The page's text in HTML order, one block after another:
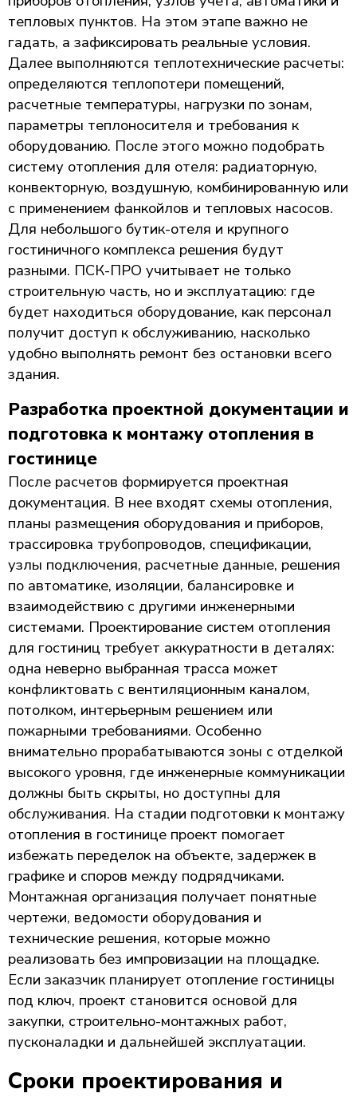
тепловых пунктов. На этом этапе важно не
гадать, а зафиксировать реальные условия.
Далее выполняются теплотехнические расчеты:
определяются теплопотери помещений,
расчетные температуры, нагрузки по зонам,
параметры теплоносителя и требования к
оборудованию. После этого можно подобрать
систему отопления для отеля: радиаторную,
конвекторную, воздушную, комбинированную или
с применением фанкойлов и тепловых насосов.
Для небольшого бутик-отеля и крупного
гостиничного комплекса решения будут
разными. ПСК-ПРО учитывает не только
строительную часть, но и эксплуатацию: где
будет находиться оборудование, как персонал
получит доступ к обслуживанию, насколько
удобно выполнять ремонт без остановки всего
здания.
Разработка проектной документации и
подготовка к монтажу отопления в
гостинице
После расчетов формируется проектная
документация. В нее входят схемы отопления,
планы размещения оборудования и приборов,
трассировка трубопроводов, спецификации,
узлы подключения, расчетные данные, решения
по автоматике, изоляции, балансировке и
взаимодействию с другими инженерными
системами. Проектирование систем отопления
для гостиниц требует аккуратности в деталях:
одна неверно выбранная трасса может
конфликтовать с вентиляционным каналом,
потолком, интерьерным решением или
пожарными требованиями. Особенно
внимательно прорабатываются зоны с отделкой
высокого уровня, где инженерные коммуникации
должны быть скрыты, но доступны для
обслуживания. На стадии подготовки к монтажу
отопления в гостинице проект помогает
избежать переделок на объекте, задержек в
графике и споров между подрядчиками.
Монтажная организация получает понятные
чертежи, ведомости оборудования и
технические решения, которые можно
реализовать без импровизации на площадке.
Если заказчик планирует отопление гостиницы
под ключ, проект становится основой для
закупки, строительно-монтажных работ,
пусконаладки и дальнейшей эксплуатации.
Сроки проектирования и